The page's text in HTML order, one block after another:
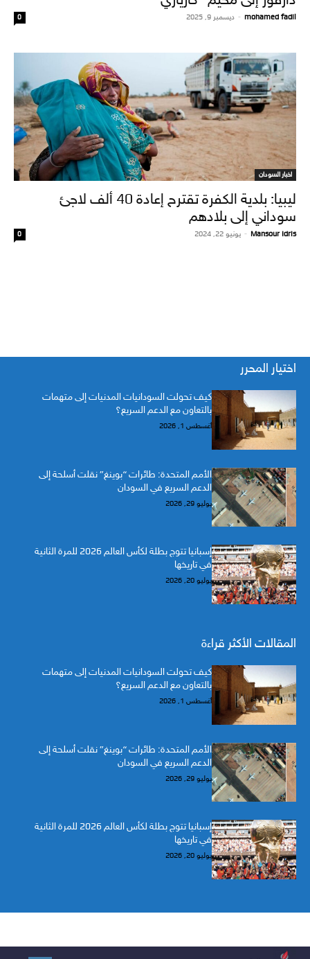
mohamed fadil
- ديسمبر 9, 2025 0
اخبار السودان
ليبيا: بلدية الكفرة تقترح إعادة 40 ألف لاجئ
سوداني إلى بلادهم
Mansour Idris
- يونيو 22, 2024 0
اختيار المحرر
كيف تحولت السودانيات المدنيات إلى متهمات
بالتعاون مع الدعم السريع؟
أغسطس 1, 2026
الأمم المتحدة: طائرات “بوينغ” نقلت أسلحة إلى
الدعم السريع في السودان
يوليو 29, 2026
إسبانيا تتوج بطلة لكأس العالم 2026 للمرة الثانية
في تاريخها
يوليو 20, 2026
المقالات الأكثر قراءة
كيف تحولت السودانيات المدنيات إلى متهمات
بالتعاون مع الدعم السريع؟
أغسطس 1, 2026
الأمم المتحدة: طائرات “بوينغ” نقلت أسلحة إلى
الدعم السريع في السودان
يوليو 29, 2026
إسبانيا تتوج بطلة لكأس العالم 2026 للمرة الثانية
في تاريخها
يوليو 20, 2026